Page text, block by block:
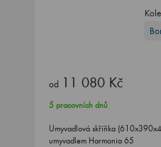
od 11 080 Kč
5 pracovních dnů
Umyvadlová skříňka
umyvadlem Harmonia 65